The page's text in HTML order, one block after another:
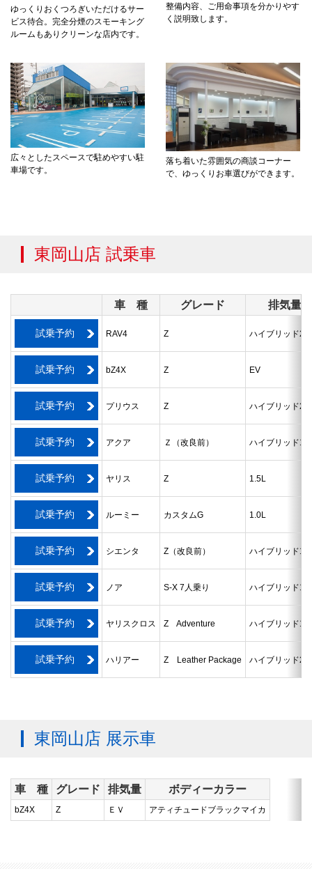
ゆっくりおくつろぎいただけるサー
ビス待合。完全分煙のスモーキング
ルームもありクリーンな店内です。
整備内容、ご用命事項を分かりやす
く説明致します。
広々としたスペースで駐めやすい駐
車場です。
落ち着いた雰囲気の商談コーナー
で、ゆっくりお車選びができます。
東岡山店 試乗車
車 種 グレード 排気量
試乗予約 RAV4 Z ハイブリッド
試乗予約 bZ4X Z EV
試乗予約 プリウス Z ハイブリッド
試乗予約 アクア Ｚ（改良前） ハイブリッド
試乗予約 ヤリス Z 1.5L
試乗予約 ルーミー カスタムG 1.0L
試乗予約 シエンタ Z（改良前） ハイブリッド
試乗予約 ノア S-X 7人乗り ハイブリッド
試乗予約 ヤリスクロス Z Adventure ハイブリッド
試乗予約 ハリアー Z Leather Package ハイブリッド
東岡山店 展示車
車 種 グレード 排気量 ボディーカラー
bZ4X Z ＥＶ アティチュードブラックマイカ